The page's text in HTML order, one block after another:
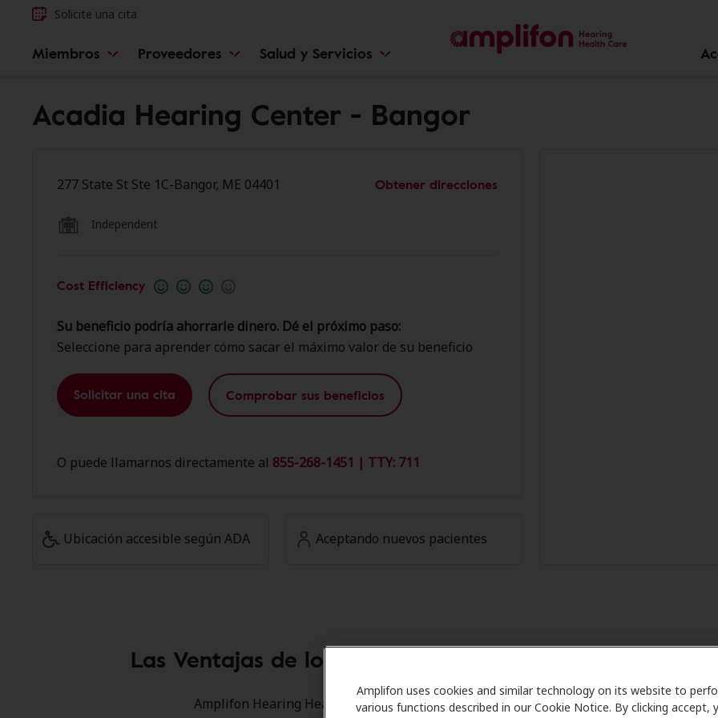
Amplifon uses cookies and similar technology on its website to
various functions described in our Cookie Notice. By clicking accept,
Solicite una cita
Miembros Proveedores Salud y Servicios
Acadia Hearing Center - Bangor
277 State St Ste 1C-Bangor, ME 04401 Obtener direcciones
Independent
Cost Efficiency
Su beneficio podría ahorrarle dinero. Dé el próximo paso:
Seleccione para aprender cómo sacar el máximo valor de su beneficio
Solicitar una cita Comprobar sus beneficios
O puede llamarnos directamente al 855-268-1451 | TTY: 711
Ubicación accesible según ADA Aceptando nuevos pacientes
Las Ventajas de los Miembros de Amplifon en Acadia
Amplifon Hearing Health Care se asocia con muchos planes de beneficios y clínicas